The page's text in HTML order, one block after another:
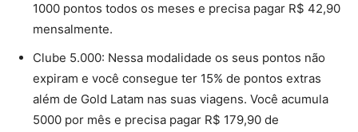
1000 pontos todos os meses e precisa pagar R$ 42,90
mensalmente.
Clube 5.000: Nessa modalidade os seus pontos não
expiram e você consegue ter 15% de pontos extras
além de Gold Latam nas suas viagens. Você acumula
5000 por mês e precisa pagar R$ 179,90 de